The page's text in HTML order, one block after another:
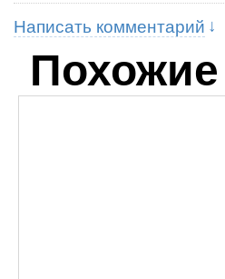
Написать комментарий
Похожие